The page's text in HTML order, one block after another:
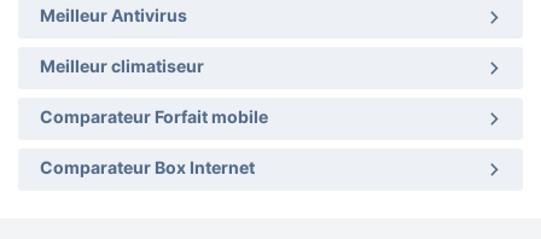
Meilleur Antivirus
Meilleur climatiseur
Comparateur Forfait mobile
Comparateur Box Internet